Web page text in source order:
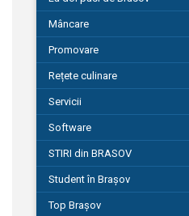
Mâncare
Promovare
Rețete culinare
Servicii
Software
STIRI din BRASOV
Student în Brașov
Top Brașov